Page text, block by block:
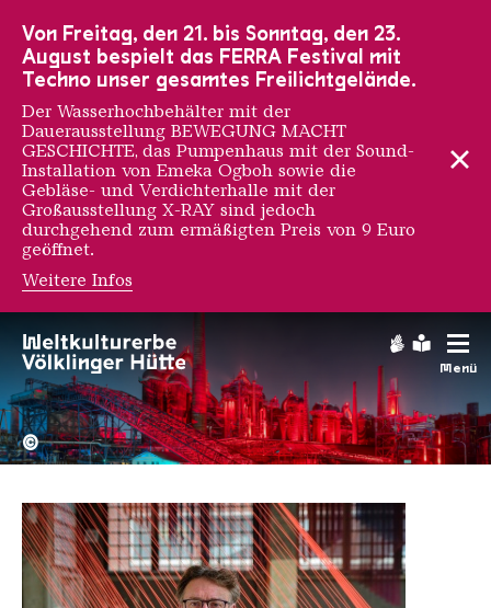
Menü
Sébastien Preschoux
Hochofengruppe in Rot
Copyright:
©
Von Freitag, den 21. bis Sonntag, den 23.
August bespielt das FERRA Festival mit
Techno unser gesamtes Freilichtgelände.
Der Wasserhochbehälter mit der
Dauerausstellung BEWEGUNG MACHT
GESCHICHTE, das Pumpenhaus mit der Sound-
Installation von Emeka Ogboh sowie die
Gebläse- und Verdichterhalle mit der
Großausstellung X-RAY sind jedoch
durchgehend zum ermäßigten Preis von 9 Euro
geöffnet.
Weitere Infos